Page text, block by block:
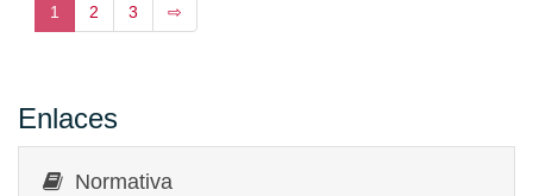
1 2 3 ⇨
Enlaces
Normativa